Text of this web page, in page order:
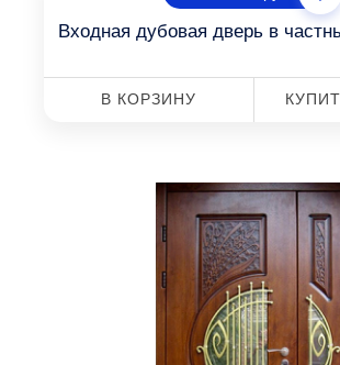
Входная дубовая дверь в
В КОРЗИНУ